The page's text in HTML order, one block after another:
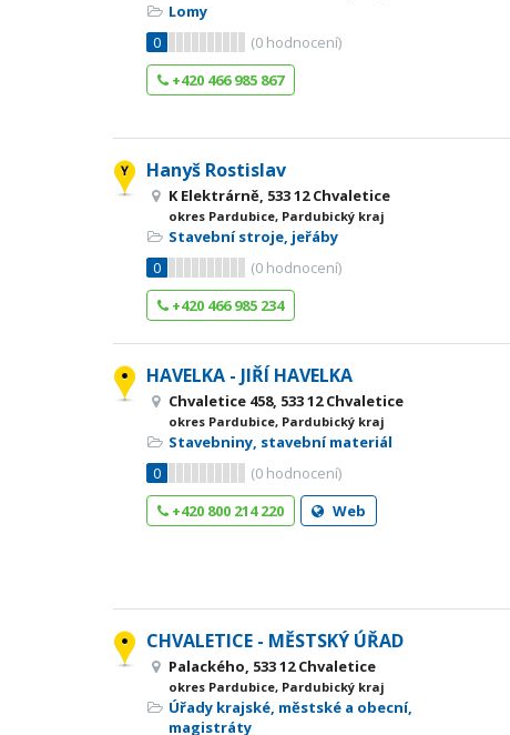
Lomy
0
(0 hodnocení)
+420 466 985 867
Hanyš Rostislav
K Elektrárně, 533 12 Chvaletice
okres Pardubice, Pardubický kraj
Stavební stroje, jeřáby
0
(0 hodnocení)
+420 466 985 234
HAVELKA - JIŘÍ HAVELKA
Chvaletice 458, 533 12 Chvaletice
okres Pardubice, Pardubický kraj
Stavebniny, stavební materiál
0
(0 hodnocení)
+420 800 214 220
Web
CHVALETICE - MĚSTSKÝ ÚŘAD
Palackého, 533 12 Chvaletice
okres Pardubice, Pardubický kraj
Úřady krajské, městské a obecní,
magistráty